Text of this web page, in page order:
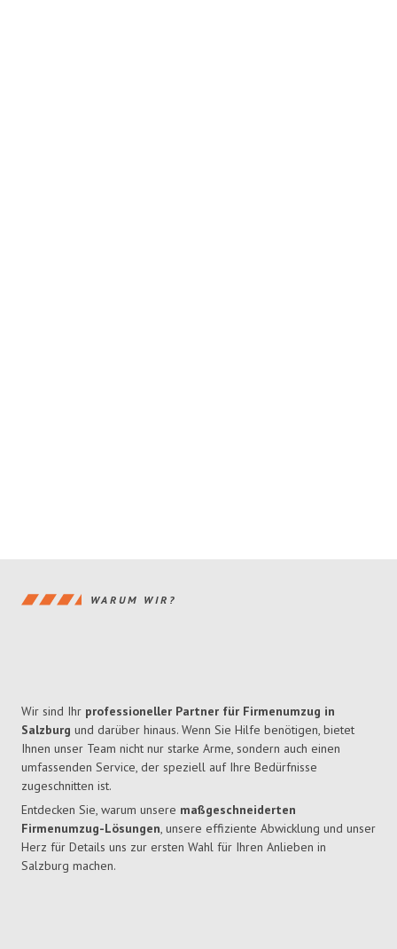
WARUM WIR?
Wir sind Ihr professioneller Partner für Firmenumzug in
Salzburg und darüber hinaus. Wenn Sie Hilfe benötigen, bietet
Ihnen unser Team nicht nur starke Arme, sondern auch einen
umfassenden Service, der speziell auf Ihre Bedürfnisse
zugeschnitten ist.
Entdecken Sie, warum unsere maßgeschneiderten
Firmenumzug-Lösungen, unsere effiziente Abwicklung und unser
Herz für Details uns zur ersten Wahl für Ihren Anlieben in
Salzburg machen.